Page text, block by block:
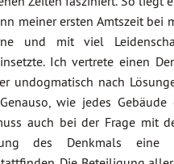
meiner ersten Amtszeit bei
und mit viel
Ich vertrete einen
undogmatisch nach
wie jedes Gebäude
auch bei der Frage mit
des Denkmals eine